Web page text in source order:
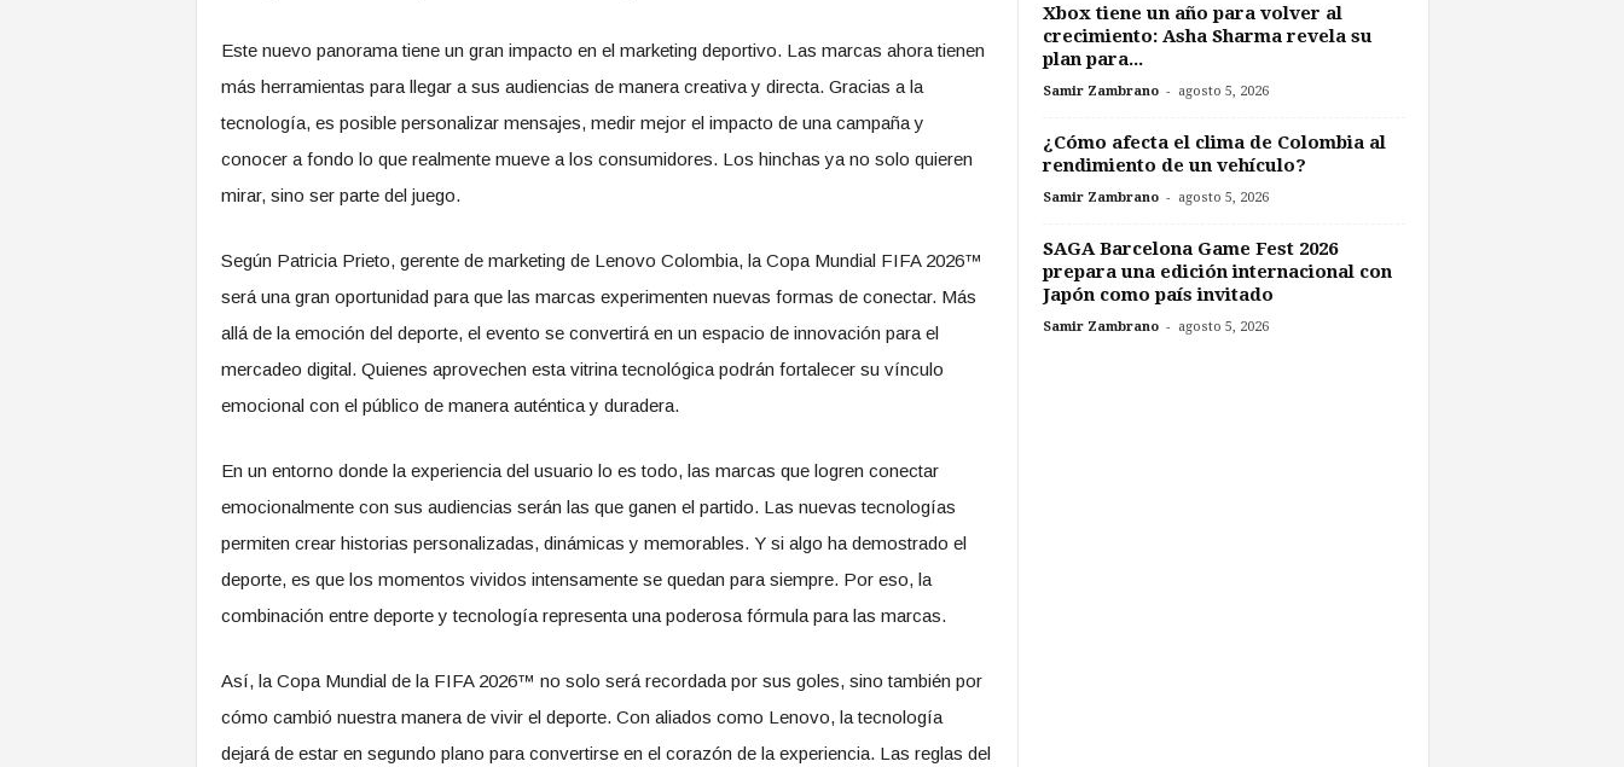
Este nuevo panorama tiene un gran impacto en el marketing deportivo. Las marcas ahora tienen
más herramientas para llegar a sus audiencias de manera creativa y directa. Gracias a la
tecnología, es posible personalizar mensajes, medir mejor el impacto de una campaña y
conocer a fondo lo que realmente mueve a los consumidores. Los hinchas ya no solo quieren
mirar, sino ser parte del juego.
Según Patricia Prieto, gerente de marketing de Lenovo Colombia, la Copa Mundial FIFA 2026™
será una gran oportunidad para que las marcas experimenten nuevas formas de conectar. Más
allá de la emoción del deporte, el evento se convertirá en un espacio de innovación para el
mercadeo digital. Quienes aprovechen esta vitrina tecnológica podrán fortalecer su vínculo
emocional con el público de manera auténtica y duradera.
En un entorno donde la experiencia del usuario lo es todo, las marcas que logren conectar
emocionalmente con sus audiencias serán las que ganen el partido. Las nuevas tecnologías
permiten crear historias personalizadas, dinámicas y memorables. Y si algo ha demostrado el
deporte, es que los momentos vividos intensamente se quedan para siempre. Por eso, la
combinación entre deporte y tecnología representa una poderosa fórmula para las marcas.
Así, la Copa Mundial de la FIFA 2026™ no solo será recordada por sus goles, sino también por
cómo cambió nuestra manera de vivir el deporte. Con aliados como Lenovo, la tecnología
dejará de estar en segundo plano para convertirse en el corazón de la experiencia. Las reglas del
Xbox tiene un año para volver al
crecimiento: Asha Sharma revela su
plan para...
Samir Zambrano - agosto 5, 2026
¿Cómo afecta el clima de Colombia al
rendimiento de un vehículo?
Samir Zambrano - agosto 5, 2026
SAGA Barcelona Game Fest 2026
prepara una edición internacional con
Japón como país invitado
Samir Zambrano - agosto 5, 2026